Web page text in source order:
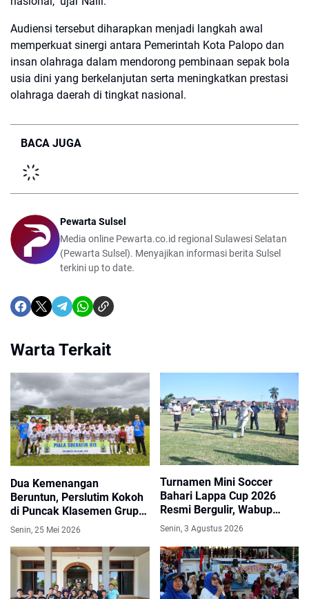
Audiensi tersebut diharapkan menjadi langkah awal
memperkuat sinergi antara Pemerintah Kota Palopo dan
insan olahraga dalam mendorong pembinaan sepak bola
usia dini yang berkelanjutan serta meningkatkan prestasi
olahraga daerah di tingkat nasional.
BACA JUGA
Pewarta Sulsel
Media online Pewarta.co.id regional Sulawesi Selatan
(Pewarta Sulsel). Menyajikan informasi berita Sulsel
terkini up to date.
Warta Terkait
Dua Kemenangan
Beruntun, Perslutim Kokoh
di Puncak Klasemen Grup C
Piala Soeratin U-13
Senin, 25 Mei 2026
Turnamen Mini Soccer
Bahari Lappa Cup 2026
Resmi Bergulir, Wabup
Sinjai Ajak Junjung
Senin, 3 Agustus 2026